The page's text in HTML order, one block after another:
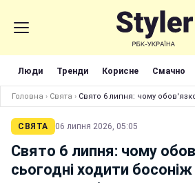
Люди Тренди Корисне Смачно
Головна › Свята › Свято 6 липня: чому
СВЯТА 06 липня 2026, 05:05
Свято 6 липня: чому
сьогодні ходити